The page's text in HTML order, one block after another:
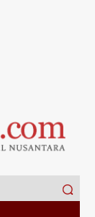
Search
for: